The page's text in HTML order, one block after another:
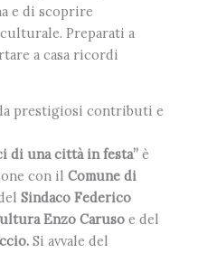
e di scoprire
Preparati a
a casa ricordi
prestigiosi contributi e
di una città in festa” è
con il Comune di
Sindaco Federico
Enzo Caruso e del
Si avvale del